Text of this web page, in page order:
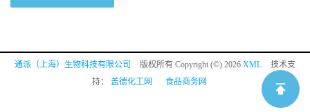
通派（上海）生物科技有限公司 版权所有 Copyright (©) 2026 XML
技术支
持： 盖德化工网 食品商务网